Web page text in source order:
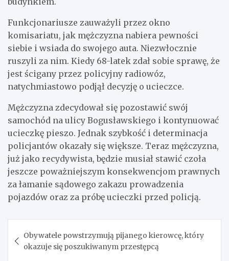
Funkcjonariusze zauważyli przez okno
komisariatu, jak mężczyzna nabiera pewności
siebie i wsiada do swojego auta. Niezwłocznie
ruszyli za nim. Kiedy 68-latek zdał sobie sprawę, że
jest ścigany przez policyjny radiowóz,
natychmiastowo podjął decyzję o ucieczce.
Mężczyzna zdecydował się pozostawić swój
samochód na ulicy Bogusławskiego i kontynuować
ucieczkę pieszo. Jednak szybkość i determinacja
policjantów okazały się większe. Teraz mężczyzna,
już jako recydywista, będzie musiał stawić czoła
jeszcze poważniejszym konsekwencjom prawnych
za łamanie sądowego zakazu prowadzenia
pojazdów oraz za próbę ucieczki przed policją.
wpisu
Obywatele powstrzymują pijanego kierowcę, który
okazuje się poszukiwanym przestępcą